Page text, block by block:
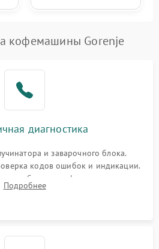
кофемашины Gorenje
диагностика
и заварочного блока.
кодов ошибок и индикации.
и кофемолки на слух.
и давления воды для выявления
Подробнее